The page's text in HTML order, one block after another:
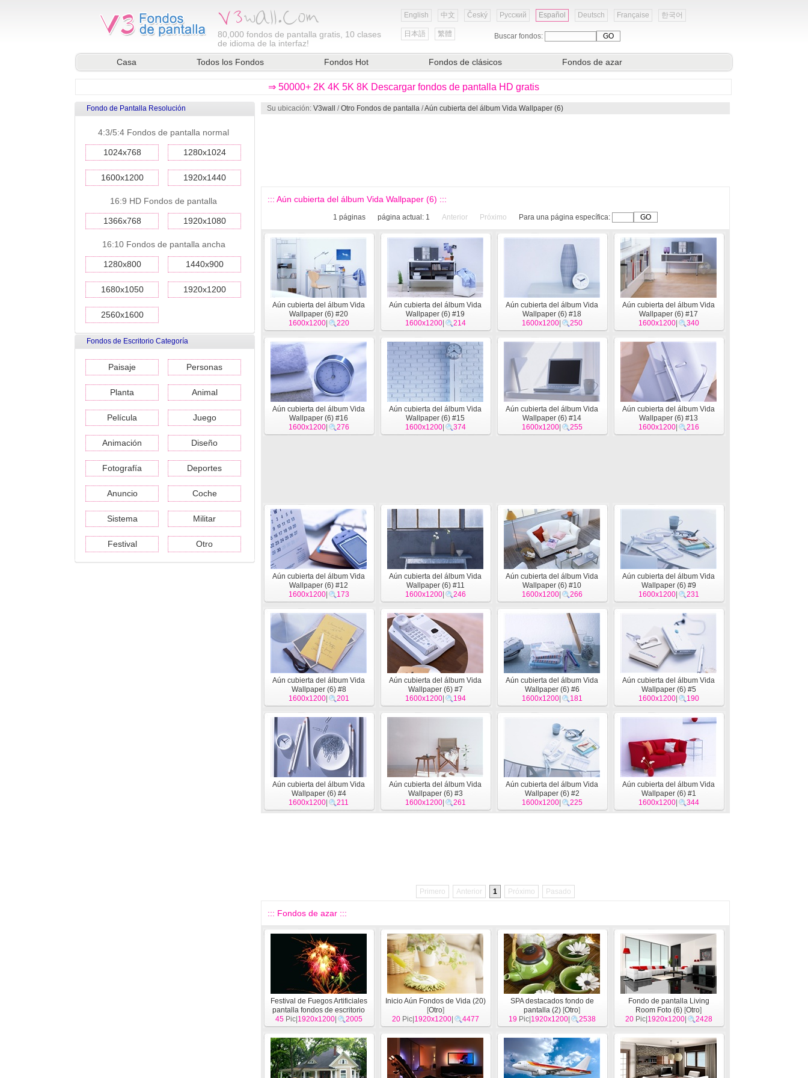
80,000 fondos de pantalla gratis, 10 clases
de idioma de la interfaz!
English 中文 Český Русский Español Deutsch Française 한국어
日本語 繁體 Buscar fondos:
Casa Todos los Fondos Fondos Hot Fondos de clásicos Fondos de azar
⇒ 50000+ 2K 4K 5K 8K Descargar fondos de pantalla HD gratis
Fondo de Pantalla Resolución
4:3/5:4 Fondos de pantalla normal
1024x768 1280x1024
1600x1200 1920x1440
16:9 HD Fondos de pantalla
1366x768 1920x1080
16:10 Fondos de pantalla ancha
1280x800 1440x900
1680x1050 1920x1200
2560x1600
Fondos de Escritorio Categoría
Paisaje Personas
Planta Animal
Película Juego
Animación Diseño
Fotografía Deportes
Anuncio Coche
Sistema Militar
Festival Otro
Su ubicación: V3wall /Otro Fondos de pantalla /Aún cubierta del álbum Vida Wallpaper (6)
::: Aún cubierta del álbum Vida Wallpaper (6) :::
1 páginas página actual: 1 Anterior Próximo Para una página específica:
Aún cubierta del álbum Vida
Wallpaper (6) #20
1600x1200| 220
Aún cubierta del álbum Vida
Wallpaper (6) #19
1600x1200| 214
Aún cubierta del álbum Vida
Wallpaper (6) #18
1600x1200| 250
Aún cubierta del álbum Vida
Wallpaper (6) #17
1600x1200| 340
Aún cubierta del álbum Vida
Wallpaper (6) #16
1600x1200| 276
Aún cubierta del álbum Vida
Wallpaper (6) #15
1600x1200| 374
Aún cubierta del álbum Vida
Wallpaper (6) #14
1600x1200| 255
Aún cubierta del álbum Vida
Wallpaper (6) #13
1600x1200| 216
Aún cubierta del álbum Vida
Wallpaper (6) #12
1600x1200| 173
Aún cubierta del álbum Vida
Wallpaper (6) #11
1600x1200| 246
Aún cubierta del álbum Vida
Wallpaper (6) #10
1600x1200| 266
Aún cubierta del álbum Vida
Wallpaper (6) #9
1600x1200| 231
Aún cubierta del álbum Vida
Wallpaper (6) #8
1600x1200| 201
Aún cubierta del álbum Vida
Wallpaper (6) #7
1600x1200| 194
Aún cubierta del álbum Vida
Wallpaper (6) #6
1600x1200| 181
Aún cubierta del álbum Vida
Wallpaper (6) #5
1600x1200| 190
Aún cubierta del álbum Vida
Wallpaper (6) #4
1600x1200
211
Aún cubierta del álbum Vida
Wallpaper (6) #3
1600x1200| 261
Aún cubierta del álbum Vida
Wallpaper (6) #2
1600x1200| 225
Aún cubierta del álbum Vida
Wallpaper (6) #1
1600x1200| 344
Primero Anterior 1 Próximo Pasado
::: Fondos de azar :::
Festival de Fuegos Artificiales
pantalla fondos de escritorio
[Otro]
45Pic| 1920x1200| 2005
Inicio Aún Fondos de Vida (20)
[Otro]
20Pic| 1920x1200| 4477
SPA destacados fondo de
pantalla (2) [Otro]
19Pic| 1920x1200| 2538
Fondo de pantalla Living
Room Foto (6) [Otro]
20Pic| 1920x1200| 2428